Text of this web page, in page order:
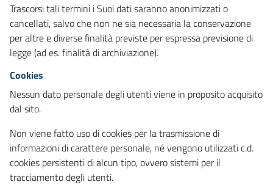
Trascorsi tali termini i Suoi dati saranno anonimizzati o
cancellati, salvo che non ne sia necessaria la conservazione
per altre e diverse finalità previste per espressa previsione di
legge (ad es. finalità di archiviazione).
Cookies
Nessun dato personale degli utenti viene in proposito acquisito
dal sito.
Non viene fatto uso di cookies per la trasmissione di
informazioni di carattere personale, né vengono utilizzati c.d.
cookies persistenti di alcun tipo, ovvero sistemi per il
tracciamento degli utenti.